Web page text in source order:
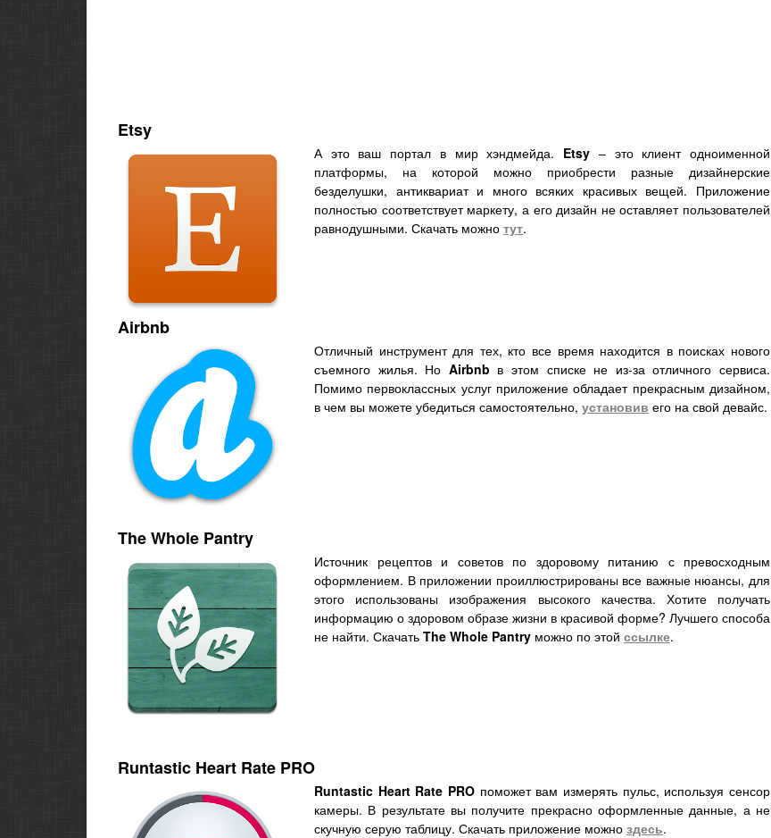
Etsy
А это ваш портал в мир хэндмейда. Etsy – это клиент одноименной
платформы, на которой можно приобрести разные дизайнерские
безделушки, антиквариат и много всяких красивых вещей. Приложение
полностью соответствует маркету, а его дизайн не оставляет пользователей
равнодушными. Скачать можно тут.
Airbnb
Отличный инструмент для тех, кто все время находится в поисках нового
съемного жилья. Но Airbnb в этом списке не из-за отличного сервиса.
Помимо первоклассных услуг приложение обладает прекрасным дизайном,
в чем вы можете убедиться самостоятельно, установив его на свой девайс.
The Whole Pantry
Источник рецептов и советов по здоровому питанию с превосходным
оформлением. В приложении проиллюстрированы все важные нюансы, для
этого использованы изображения высокого качества. Хотите получать
информацию о здоровом образе жизни в красивой форме? Лучшего способа
не найти. Скачать The Whole Pantry можно по этой ссылке.
Runtastic Heart Rate PRO
Runtastic Heart Rate PRO поможет вам измерять пульс, используя сенсор
камеры. В результате вы получите прекрасно оформленные данные, а не
скучную серую таблицу. Скачать приложение можно здесь.